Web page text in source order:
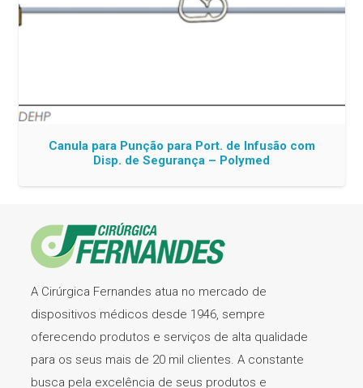
Canula para Punção para Port. de Infusão com
Disp. de Segurança – Polymed
A Cirúrgica Fernandes atua no mercado de
dispositivos médicos desde 1946, sempre
oferecendo produtos e serviços de alta qualidade
para os seus mais de 20 mil clientes. A constante
busca pela excelência de seus produtos e